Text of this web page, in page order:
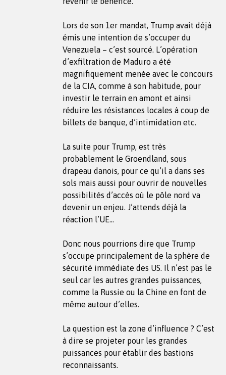
Lors de son 1er mandat, Trump avait déjà
émis une intention de s’occuper du
Venezuela – c’est sourcé. L’opération
d’exfiltration de Maduro a été
magnifiquement menée avec le concours
de la CIA, comme à son habitude, pour
investir le terrain en amont et ainsi
réduire les résistances locales à coup de
billets de banque, d’intimidation etc.
La suite pour Trump, est très
probablement le Groendland, sous
drapeau danois, pour ce qu’il a dans ses
sols mais aussi pour ouvrir de nouvelles
possibilités d’accès où le pôle nord va
devenir un enjeu. J’attends déjà la
réaction l’UE…
Donc nous pourrions dire que Trump
s’occupe principalement de la sphère de
sécurité immédiate des US. Il n’est pas le
seul car les autres grandes puissances,
comme la Russie ou la Chine en font de
même autour d’elles.
La question est la zone d’influence ? C’est
à dire se projeter pour les grandes
puissances pour établir des bastions
reconnaissants.